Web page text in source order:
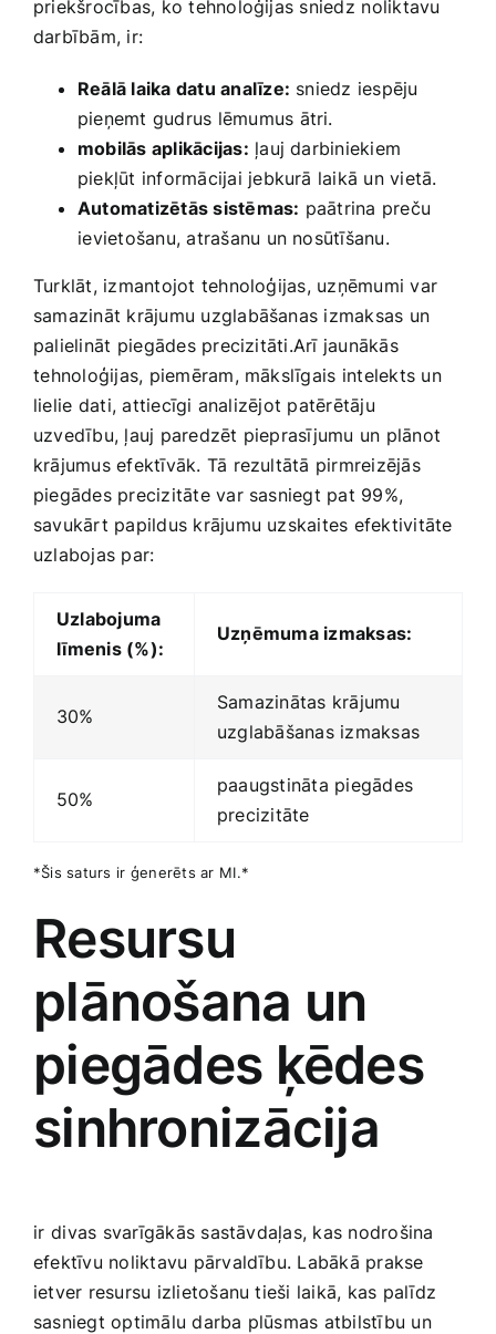
priekšrocības, ko tehnoloģijas sniedz⁤ noliktavu
darbībām, ir:
Reālā laika datu analīze: sniedz iespēju
pieņemt gudrus‌ lēmumus ātri.
mobilās aplikācijas: ļauj darbiniekiem
piekļūt informācijai jebkurā laikā ​un‌ vietā.
Automatizētās sistēmas: paātrina preču
⁤ievietošanu, atrašanu​ un nosūtīšanu.
Turklāt, izmantojot tehnoloģijas, uzņēmumi var‍
samazināt krājumu uzglabāšanas izmaksas un
palielināt ⁢piegādes precizitāti.Arī jaunākās
⁣tehnoloģijas, piemēram, ‍mākslīgais ⁤intelekts ​un
lielie⁢ dati, attiecīgi analizējot patērētāju
uzvedību, ļauj ​paredzēt pieprasījumu​ un plānot​
krājumus efektīvāk. Tā rezultātā pirmreizējās
piegādes precizitāte var sasniegt pat 99%,
savukārt papildus krājumu uzskaites efektivitāte
uzlabojas par:
Uzlabojuma
⁢līmenis (%):
Uzņēmuma izmaksas:
30%
Samazinātas krājumu
uzglabāšanas‍ izmaksas
50%
paaugstināta piegādes
precizitāte
*Šis saturs ir⁤ ģenerēts ⁤ar ⁣MI.*
Resursu ​
plānošana un
piegādes ķēdes
sinhronizācija
⁤ir⁣ divas svarīgākās sastāvdaļas, kas nodrošina
efektīvu noliktavu pārvaldību. Labākā prakse​
ietver resursu‍ izlietošanu tieši laikā, ‌kas palīdz
sasniegt optimālu darba plūsmas atbilstību un‍